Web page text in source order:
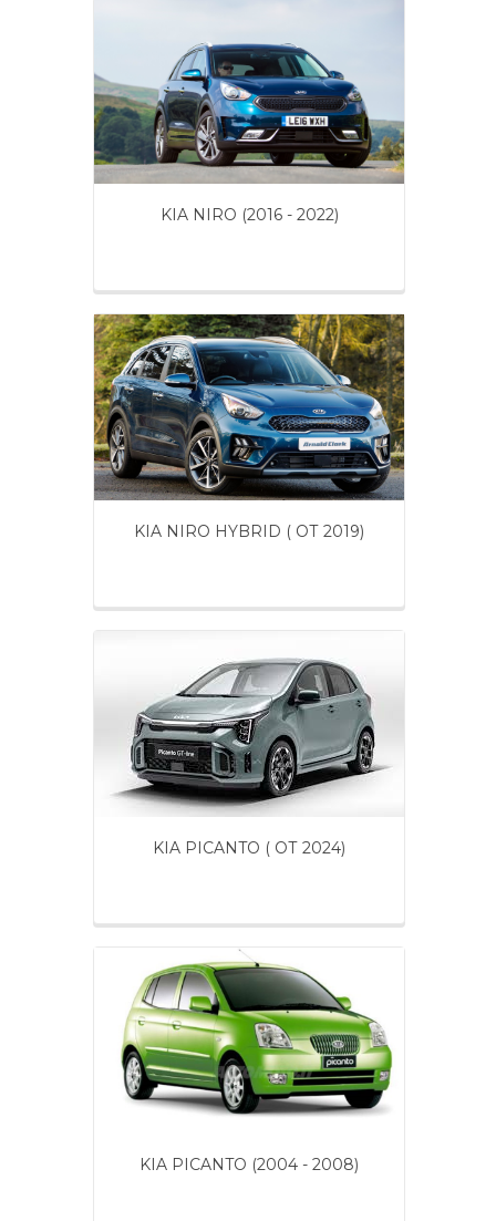
KIA NIRO (2016 - 2022)
KIA NIRO HYBRID ( ОТ 2019)
KIA PICANTO ( ОТ 2024)
KIA PICANTO (2004 - 2008)